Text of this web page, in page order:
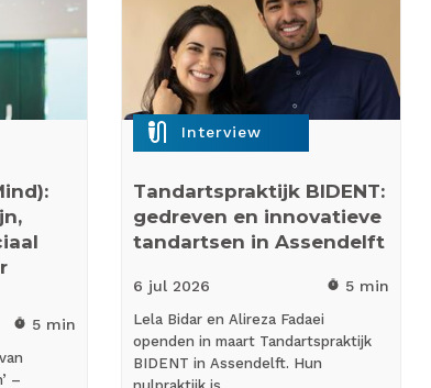
timer 5 min
–
mic_external_on Interview
Tandartspraktijk BIDENT:
gedreven en innovatieve
tandartsen in Assendelft
6 jul 2026 timer 5 min
Lela Bidar en Alireza Fadaei
openden in maart Tandartspraktijk
BIDENT in Assendelft. Hun